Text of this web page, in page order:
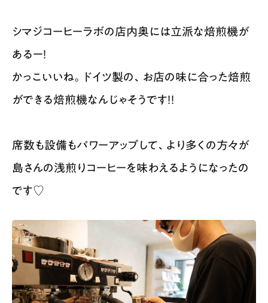
シマジコーヒーラボの店内奥には立派な焙煎機が
あるー！
かっこいいね。ドイツ製の、お店の味に合った焙煎
ができる焙煎機なんじゃそうです！！
席数も設備もパワーアップして、より多くの方々が
島さんの浅煎りコーヒーを味わえるようになったの
です♡